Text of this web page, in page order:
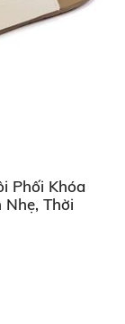
Phối Khóa
Thời